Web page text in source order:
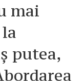
mai
putea,